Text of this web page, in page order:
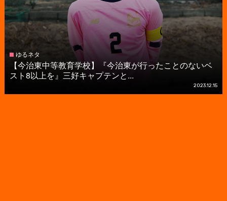
ゆるネタ
【今治東中等教育学校】『今治東が行ったことのないベ
スト8以上を』三好キャプテンと...
2023.12.15